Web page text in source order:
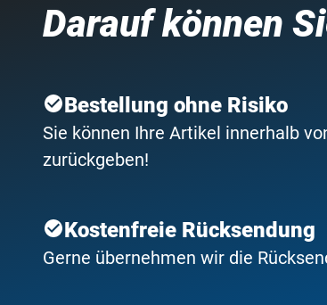
Darauf können
Bestellung ohne Risiko
Sie können Ihre Artikel innerhalb
zurückgeben!
Kostenfreie Rücksendung
Gerne übernehmen wir die